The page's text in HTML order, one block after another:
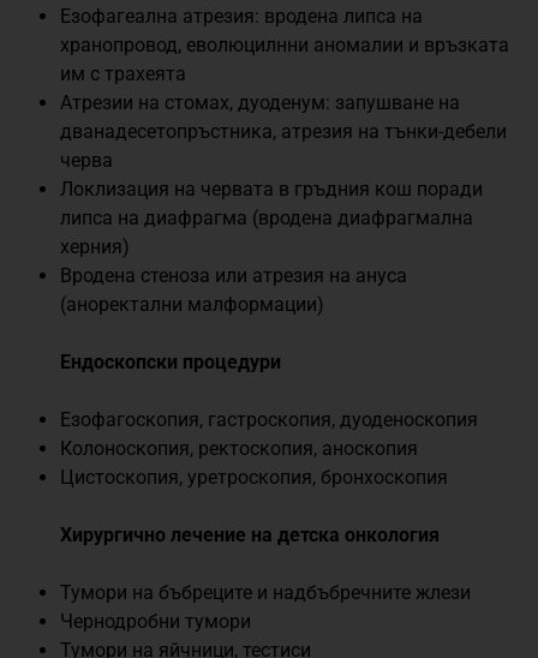
Езофагеална атрезия: вродена липса на
хранопровод, еволюцилнни аномалии и връзката
им с трахеята
Атрезии на стомах, дуоденум: запушване на
дванадесетопръстника, атрезия на тънки-дебели
черва
Локлизация на червата в гръдния кош поради
липса на диафрагма (вродена диафрагмална
херния)
Вродена стеноза или атрезия на ануса
(аноректални малформации)
Ендоскопски процедури
Езофагоскопия, гастроскопия, дуоденоскопия
Колоноскопия, ректоскопия, аноскопия
Цистоскопия, уретроскопия, бронхоскопия
Хирургично лечение на детска онкология
Тумори на бъбреците и надбъбречните жлези
Чернодробни тумори
Тумори на яйчници, тестиси